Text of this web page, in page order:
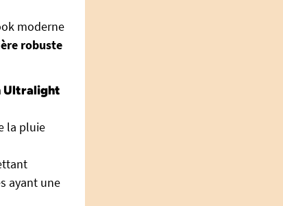
moderne
robuste
Ultralight
la pluie
ayant une